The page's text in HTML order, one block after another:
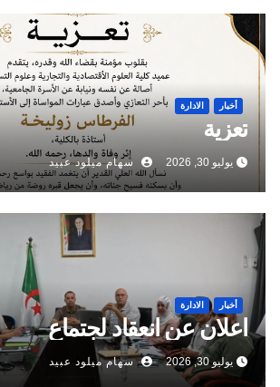
أخبار الادارة
تعزية
يوليو 30, 2026 سهام ميلود عبيد
أخبار الادارة
اعلان عن انعقاد لجتماع
يوليو 30, 2026 سهام ميلود عبيد